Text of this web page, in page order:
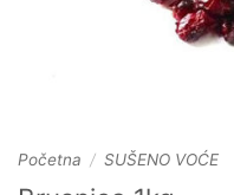
Početna / SUŠENO VOĆE